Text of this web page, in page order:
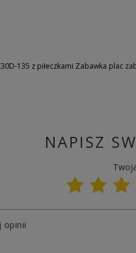
135 z piłeczkami Zabawka plac
NAPISZ
opinii